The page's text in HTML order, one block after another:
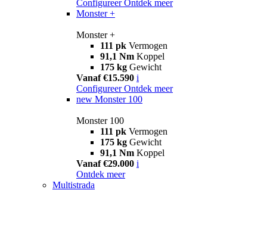
Configureer Ontdek meer
Monster +
Monster +
111 pk Vermogen
91,1 Nm Koppel
175 kg Gewicht
Vanaf €15.590 i
Configureer Ontdek meer
new Monster 100
Monster 100
111 pk Vermogen
175 kg Gewicht
91,1 Nm Koppel
Vanaf €29.000 i
Ontdek meer
Multistrada